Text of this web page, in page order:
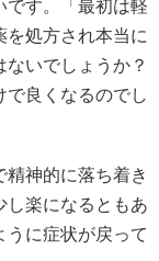
です。「最初は軽
を処方され本当に
いでしょうか？
で良くなるのでし
神的に落ち着き
し楽になるともあ
うに症状が戻って